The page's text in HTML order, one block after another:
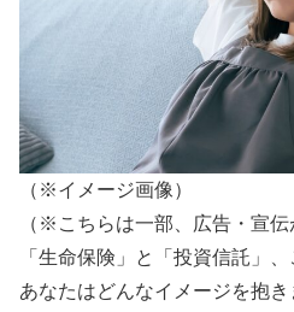
（※イメージ画像）
（※こちらは一部、広告・宣伝
「生命保険」と「投資信託」
あなたはどんなイメージを抱